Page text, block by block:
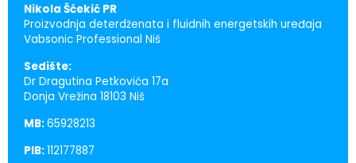
Nikola Šćekić PR
Proizvodnja deterdženata i fluidnih energetskih uređaja
Vabsonic Professional Niš
Sedište:
Dr Dragutina Petkovića 17a
Donja Vrežina 18103 Niš
MB:65928213
PIB:112177887